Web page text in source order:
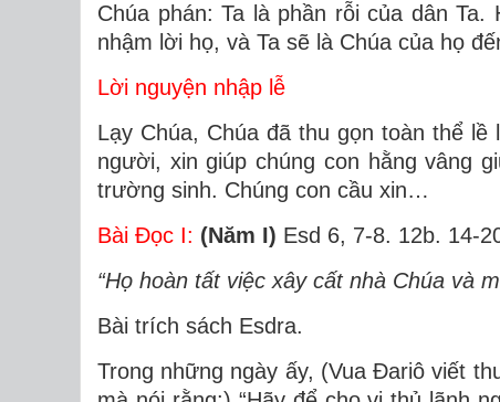
Chúa phán: Ta là phần rỗi của dân
nhậm lời họ, và Ta sẽ là Chúa của họ
Lời nguyện nhập lễ
Lạy Chúa, Chúa đã thu gọn toàn thể
người, xin giúp chúng con hằng vâng
trường sinh. Chúng con cầu xin…
Bài Ðọc I: (Năm I) Esd 6, 7-8. 12b. 14-
“Họ hoàn tất việc xây cất nhà Chúa và
Bài trích sách Esdra.
Trong những ngày ấy, (Vua Ðariô viết